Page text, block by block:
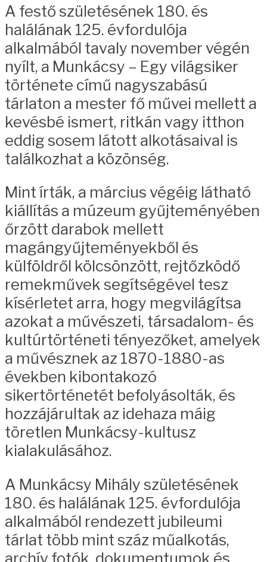
A festő születésének 180. és
halálának 125. évfordulója
alkalmából tavaly november végén
nyílt, a Munkácsy – Egy világsiker
története című nagyszabású
tárlaton a mester fő művei mellett a
kevésbé ismert, ritkán vagy itthon
eddig sosem látott alkotásaival is
találkozhat a közönség.
Mint írták, a március végéig látható
kiállítás a múzeum gyűjteményében
őrzött darabok mellett
magángyűjteményekből és
külföldről kölcsönzött, rejtőzködő
remekművek segítségével tesz
kísérletet arra, hogy megvilágítsa
azokat a művészeti, társadalom- és
kultúrtörténeti tényezőket, amelyek
a művésznek az 1870-1880-as
években kibontakozó
sikertörténetét befolyásolták, és
hozzájárultak az idehaza máig
töretlen Munkácsy-kultusz
kialakulásához.
A Munkácsy Mihály születésének
180. és halálának 125. évfordulója
alkalmából rendezett jubileumi
tárlat több mint száz műalkotás,
archív fotók, dokumentumok és